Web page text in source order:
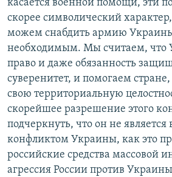
касается военной помощи, эти
скорее символический
можем снабдить армию
необходимым. Мы считаем, что
право и даже обязанность
суверенитет, и помогаем
свою территориальную
скорейшее разрешение этого
подчеркнуть, что он не
конфликтом Украины, как это
российские средства массовой
агрессия России против